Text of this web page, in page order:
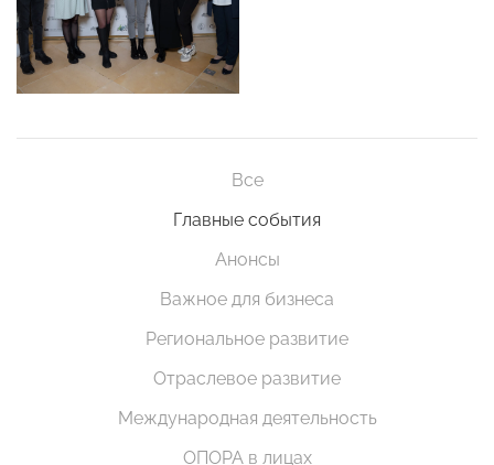
Все
Главные события
Анонсы
Важное для бизнеса
Региональное развитие
Отраслевое развитие
Международная деятельность
ОПОРА в лицах